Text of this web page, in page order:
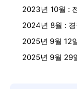
2023년 10월 :
2024년 8월 :
2025년 9월 12
2025년 9월 29